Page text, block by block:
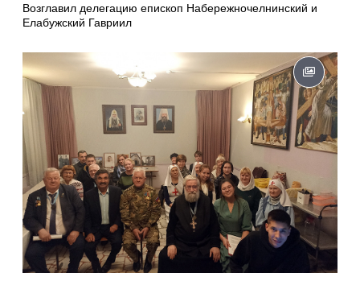
Возглавил делегацию епископ Набережночелнинский и
Елабужский Гавриил